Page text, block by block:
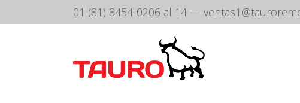
01 (81) 8454-0206 al 14 —